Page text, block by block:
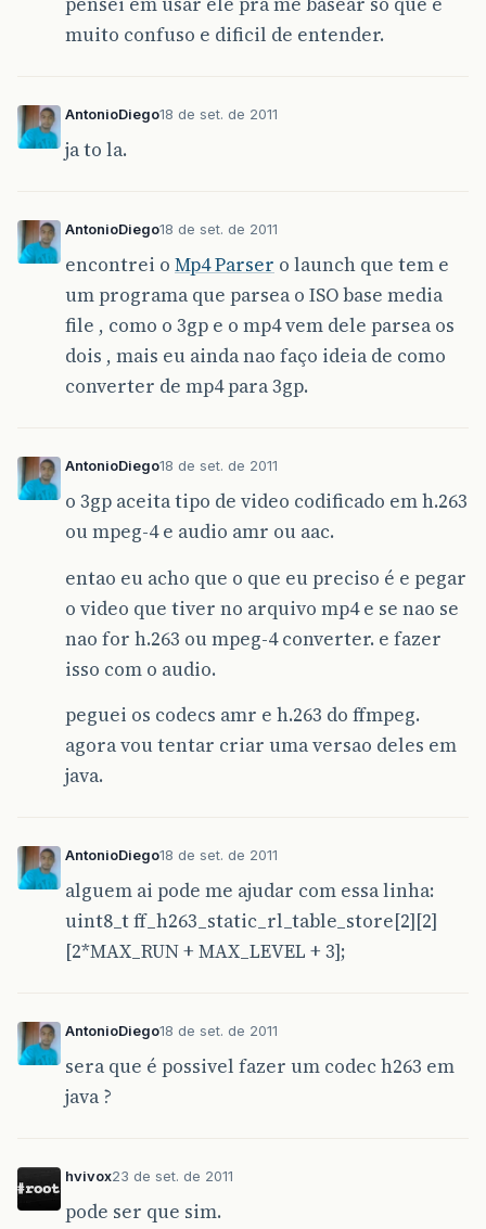
muito confuso e dificil de entender.
AntonioDiego18 de set. de 2011
ja to la.
AntonioDiego18 de set. de 2011
encontrei o Mp4 Parser o launch que tem e
um programa que parsea o ISO base media
file , como o 3gp e o mp4 vem dele parsea os
dois , mais eu ainda nao faço ideia de como
converter de mp4 para 3gp.
AntonioDiego18 de set. de 2011
o 3gp aceita tipo de video codificado em h.263
ou mpeg-4 e audio amr ou aac.
entao eu acho que o que eu preciso é e pegar
o video que tiver no arquivo mp4 e se nao se
nao for h.263 ou mpeg-4 converter. e fazer
isso com o audio.
peguei os codecs amr e h.263 do ffmpeg.
agora vou tentar criar uma versao deles em
java.
AntonioDiego18 de set. de 2011
alguem ai pode me ajudar com essa linha:
uint8_t ff_h263_static_rl_table_store[2][2]
[2*MAX_RUN + MAX_LEVEL + 3];
AntonioDiego18 de set. de 2011
sera que é possivel fazer um codec h263 em
java ?
hvivox23 de set. de 2011
pode ser que sim.